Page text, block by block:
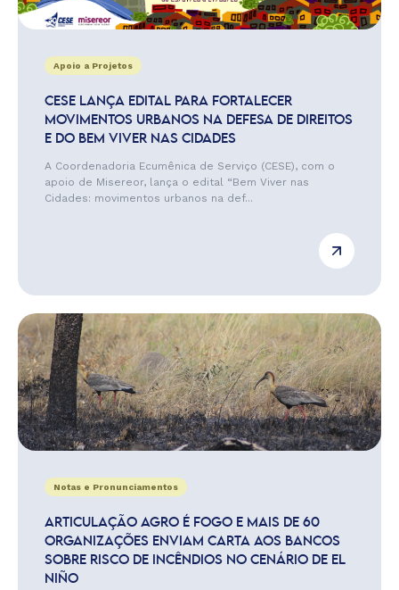
Apoio a Projetos
CESE LANÇA EDITAL PARA FORTALECER
MOVIMENTOS URBANOS NA DEFESA DE DIREITOS
E DO BEM VIVER NAS CIDADES
A Coordenadoria Ecumênica de Serviço (CESE), com o
apoio de Misereor, lança o edital “Bem Viver nas
Cidades: movimentos urbanos na def...
Notas e Pronunciamentos
ARTICULAÇÃO AGRO É FOGO E MAIS DE 60
ORGANIZAÇÕES ENVIAM CARTA AOS BANCOS
SOBRE RISCO DE INCÊNDIOS NO CENÁRIO DE EL
NIÑO